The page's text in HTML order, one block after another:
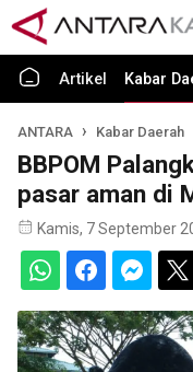
Artikel Kabar
ANTARA Kabar Daerah
BBPOM
pasar aman di
Kamis, 7 September